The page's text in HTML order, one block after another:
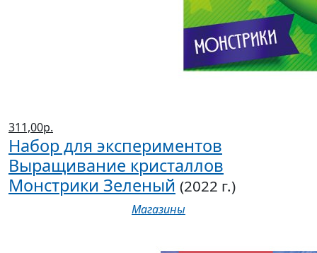
311,00р.
Набор для экспериментов
Выращивание кристаллов
Монстрики Зеленый (2022 г.)
Магазины